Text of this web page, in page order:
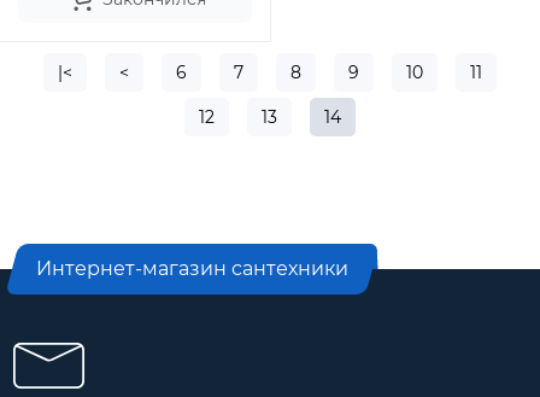
|< < 6 7 8 9 10 11
12 13 14
Интернет-магазин сантехники